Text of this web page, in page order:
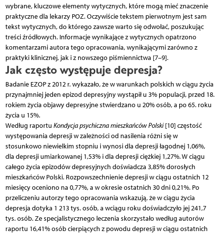
wybrane, kluczowe elementy wytycznych, które mogą mieć znaczenie
praktyczne dla lekarzy POZ. Oczywiście tekstem pierwotnym jest sam
tekst wytycznych, do którego zawsze warto się odwołać, poszukując
treści źródłowych. Informacje wynikające z wytycznych opatrzono
komentarzami autora tego opracowania, wynikającymi zarówno z
praktyki klinicznej, jak i z nowszego piśmiennictwa [7–9].
Jak często występuje depresja?
Badanie EZOP z 2012 r. wykazało, że w warunkach polskich w ciągu życia
przynajmniej jeden epizod depresyjny wystąpił u 3% populacji, przed 18.
rokiem życia objawy depresyjne stwierdzano u 20% osób, a po 65. roku
życia u 15%.
Według raportu Kondycja psychiczna mieszkańców Polski[10] częstość
występowania depresji w zależności od nasilenia różni się w
stosunkowo niewielkim stopniu i wynosi dla depresji łagodnej 1,06%,
dla depresji umiarkowanej 1,53% i dla depresji ciężkiej 1,27%. W ciągu
całego życia epizodów depresyjnych doświadcza 3,85% dorosłych
mieszkańców Polski. Rozpowszechnienie depresji w ciągu ostatnich 12
miesięcy oceniono na 0,77%, a w okresie ostatnich 30 dni 0,21%. Po
przeliczeniu autorzy tego opracowania wskazują, że w ciągu życia
depresja dotyka 1 213 tys. osób, a wciągu roku doświadczyło jej 241,7
tys. osób. Ze specjalistycznego leczenia skorzystało według autorów
raportu 16,41% osób cierpiących z powodu depresji w ciągu ostatnich